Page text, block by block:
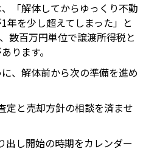
「解体してからゆっくり不動
年を少し超えてしまった」と
数百万円単位で譲渡所得税と
ります。
、解体前から次の準備を進め
定と売却方針の相談を済ませ
出し開始の時期をカレンダー